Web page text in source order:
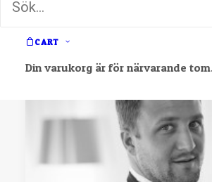
CART
Din varukorg är för närvarande